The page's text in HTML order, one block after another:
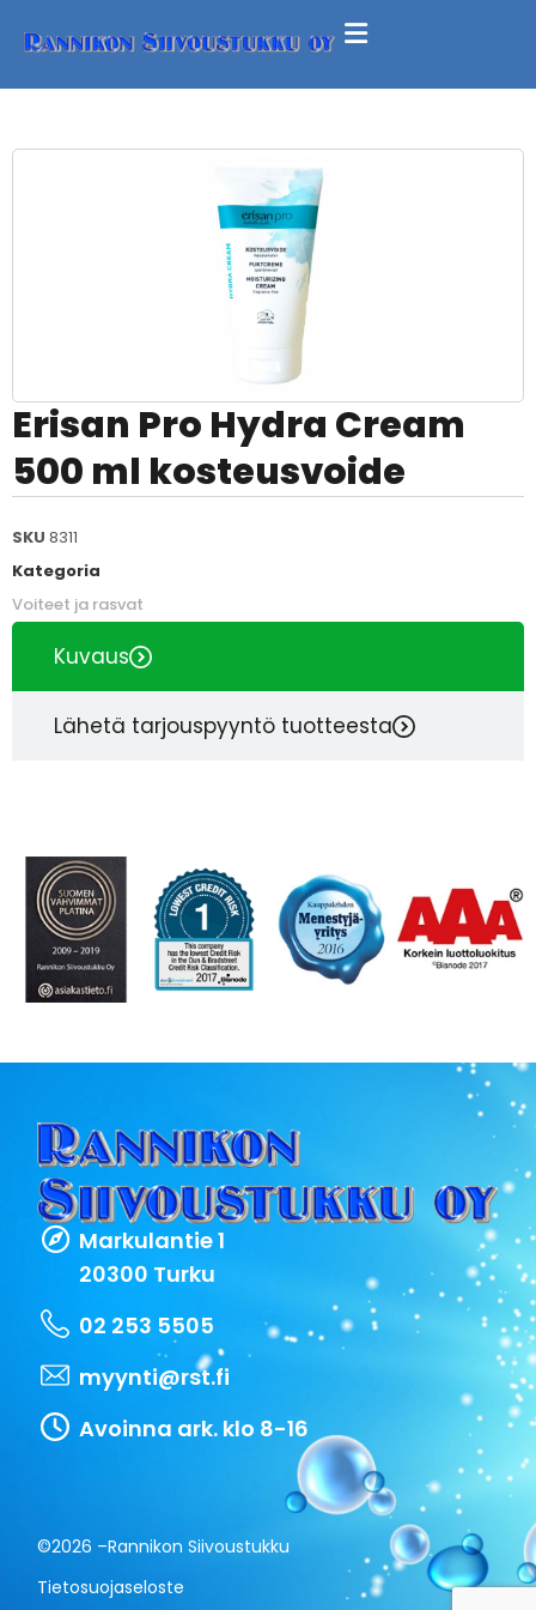
Erisan Pro Hydra Cream
500 ml kosteusvoide
SKU 8311
Kategoria
Voiteet ja rasvat
Kuvaus
Lähetä tarjouspyyntö tuotteesta
Markulantie 1
20300 Turku
02 253 5505
myynti@rst.fi
Avoinna ark. klo 8-16
©2026 –Rannikon Siivoustukku
Tietosuojaseloste